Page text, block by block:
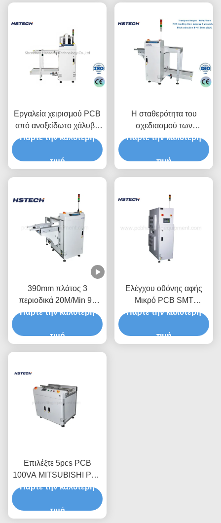
Εργαλεία χειρισμού PCB
από ανοξείδωτο χάλυβα
SMT Line Magazine
Πάρτε την καλύτερη
τιμή
Η σταθερότητα του
σχεδιασμού των
ενσωματωμάτων
ανθεκτικό σχεδιασμό
Πάρτε την καλύτερη
τιμή
390mm πλάτος 3
περιοδικά 20M/Min 90
μοίρες LED κουμπί
PCB
Πάρτε την καλύτερη
τιμή
Ελέγχου οθόνης αφής
Μικρό PCB SMT
Εργαστήριο χειρισμού
FIFO LIFO
Πάρτε την καλύτερη
τιμή
Επιλέξτε 5pcs PCB
100VA MITSUBISHI PLC
Ασθενής αισθητήρας
μεταφορέα
Πάρτε την καλύτερη
τιμή